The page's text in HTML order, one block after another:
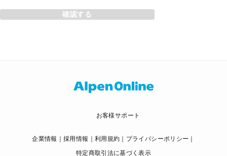
確認する
お客様サポート
企業情報 採用情報 利用規約
プライバシーポリシー
特定商取引法に基づく表示